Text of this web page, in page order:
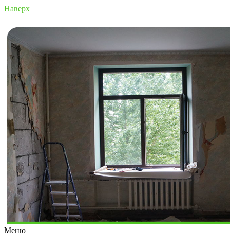
Наверх
Меню